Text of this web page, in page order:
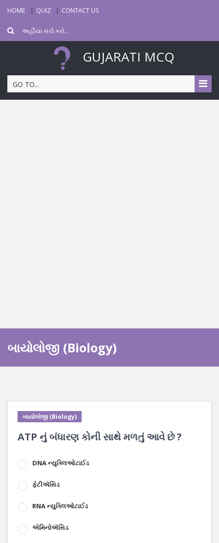
HOME QUIZ CONTACT US
GUJARATI MCQ
GO TO...
બાયોલોજી (Biology)
બાયોલોજી (Biology)
ATP નું બંધારણ કોની સાથે મળતું આવે છે ?
DNA ન્યુક્લિઓટાઈડ
ફેટીઍસિડ
RNA ન્યુક્લિઓટાઈડ
એમિનોઍસિડ